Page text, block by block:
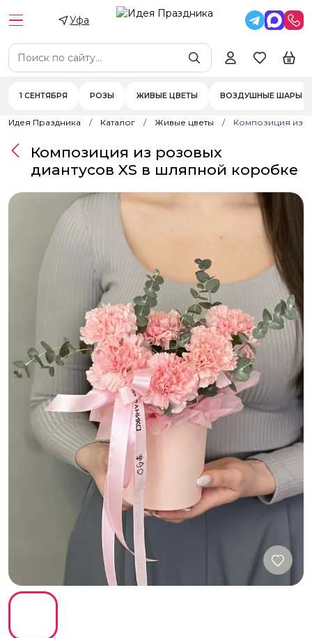
Уфа
1 СЕНТЯБРЯ РОЗЫ ЖИВЫЕ ЦВЕТЫ ВОЗДУШНЫЕ ШАРЫ
Идея Праздника Каталог Живые цветы Композиция из
Композиция из розовых
диантусов XS в шляпной коробке